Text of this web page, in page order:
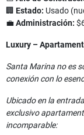
🏢 Estado: Usado
💼Administración:
Luxury –
Santa Marina no es
conexión con lo
Ubicado en la
exclusivo
incomparable: